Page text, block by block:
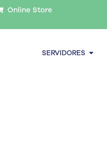
Online Store
SERVIDORES